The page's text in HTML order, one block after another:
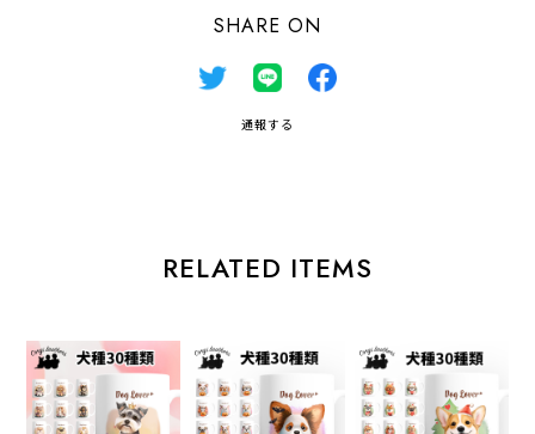
SHARE ON
通報する
RELATED ITEMS